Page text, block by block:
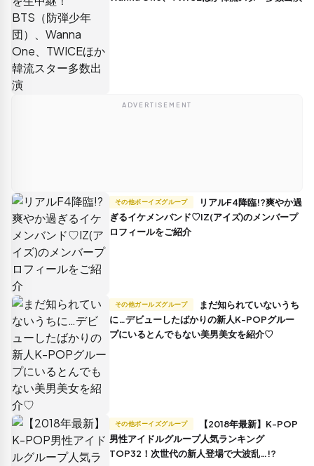
ADVERTISEMENT
その他ボーイズグループ
ぎるイケメンバンド♡IZ(アイズ)のメンバープ
ロフィールをご紹介
その他ガールズグループ
に…デビューしたばかりの新人K-POPグルー
プにいるとんでもない美男美女を紹介♡
その他ボーイズグループ
男性アイドルグループ人気ランキング
TOP32！次世代の新人登場で大波乱…!?